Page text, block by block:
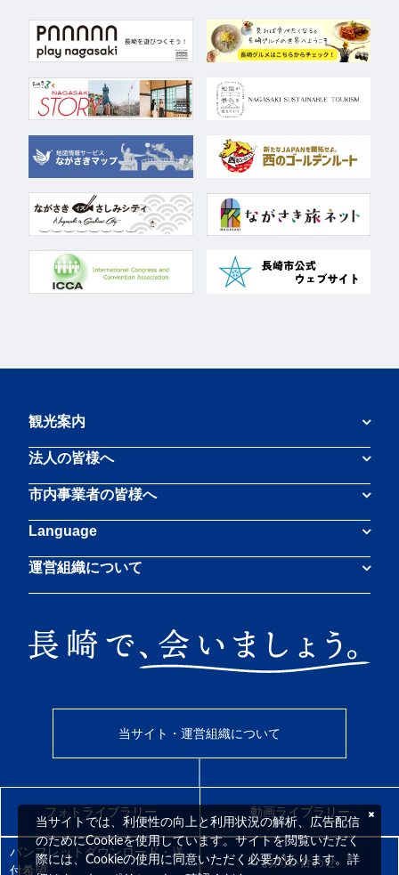
観光案内
法人の皆様へ
市内事業者の皆様へ
Language
運営組織について
当サイト・運営組織について
フォトライブラリー 動画ライブラリー
パンフレットダウンロード・送
付希望
お問い合わせ
当サイトでは、利便性の向上と利用状況の解析、広告配信
のためにCookieを使用しています。サイトを閲覧いただく
際には、Cookieの使用に同意いただく必要があります。詳